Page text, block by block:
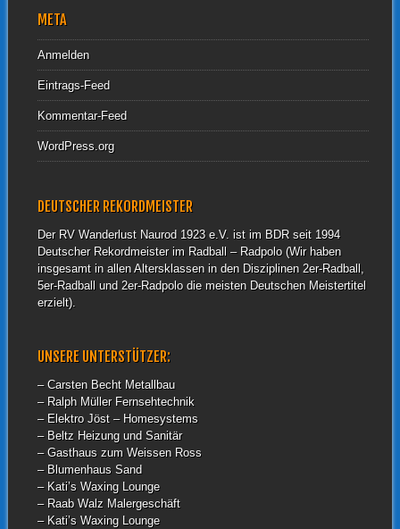
META
Anmelden
Eintrags-Feed
Kommentar-Feed
WordPress.org
DEUTSCHER REKORDMEISTER
Der RV Wanderlust Naurod 1923 e.V. ist im BDR seit 1994
Deutscher Rekordmeister im Radball – Radpolo (Wir haben
insgesamt in allen Altersklassen in den Disziplinen 2er-Radball,
5er-Radball und 2er-Radpolo die meisten Deutschen Meistertitel
erzielt).
UNSERE UNTERSTÜTZER:
– Carsten Becht Metallbau
– Ralph Müller Fernsehtechnik
– Elektro Jöst – Homesystems
– Beltz Heizung und Sanitär
– Gasthaus zum Weissen Ross
– Blumenhaus Sand
– Kati’s Waxing Lounge
– Raab Walz Malergeschäft
– Kati’s Waxing Lounge